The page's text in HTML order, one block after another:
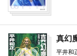
真幻
平井和